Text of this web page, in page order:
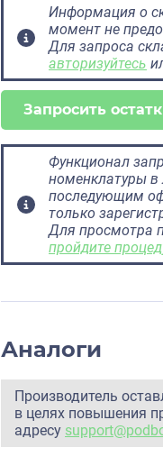
Информация о
момент не
Для запроса
авторизуйтесь
Запросить
Функционал
номенклатуры в
последующим
только
Для просмотра
пройдите
Аналоги
Производитель
в целях повышения
адресу